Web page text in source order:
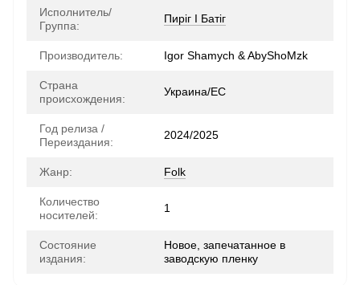
Исполнитель/
Группа:
Пиріг І Батіг
Производитель: Igor Shamych & AbyShoMzk
Страна
происхождения:
Украина/ЕС
Год релиза /
Переиздания:
2024/2025
Жанр: Folk
Количество
носителей:
1
Состояние
издания:
Новое, запечатанное в
заводскую пленку